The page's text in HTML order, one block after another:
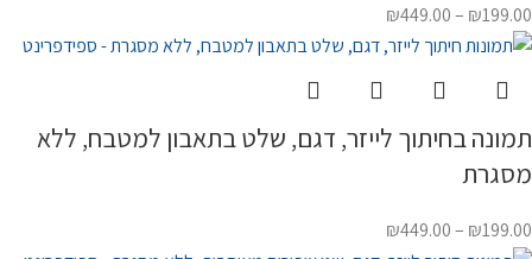
₪199.00
–
₪449.00
תמונה בחיתוך לייזר, דגם, שלט בתאבון למטבח, ללא
מסגרת
₪199.00
–
₪449.00